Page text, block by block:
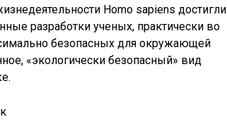
Homo sapiens достигли
разработки ученых, практически во
безопасных для окружающей
«экологически безопасный» вид